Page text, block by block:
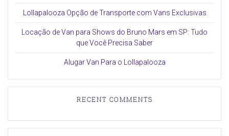
Lollapalooza Opção de Transporte com Vans Exclusivas
Locação de Van para Shows do Bruno Mars em SP: Tudo
que Você Precisa Saber
Alugar Van Para o Lollapalooza
RECENT COMMENTS